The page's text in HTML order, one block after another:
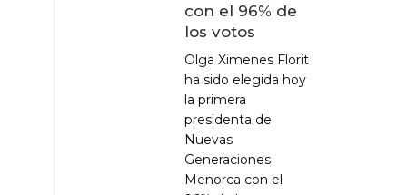
con el 96% de
los votos
Olga Ximenes Florit
ha sido elegida hoy
la primera
presidenta de
Nuevas
Generaciones
Menorca con el